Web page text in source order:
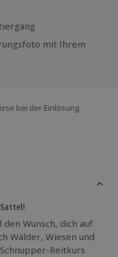
mit Ihrem
bei der Einlösung
Wunsch, dich auf
Wälder, Wiesen und
Reitkurs